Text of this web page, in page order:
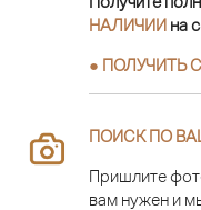
НАЛИЧИИ на
● ПОЛУЧИТЬ
ПОИСК ПО
Пришлите
вам нужен и